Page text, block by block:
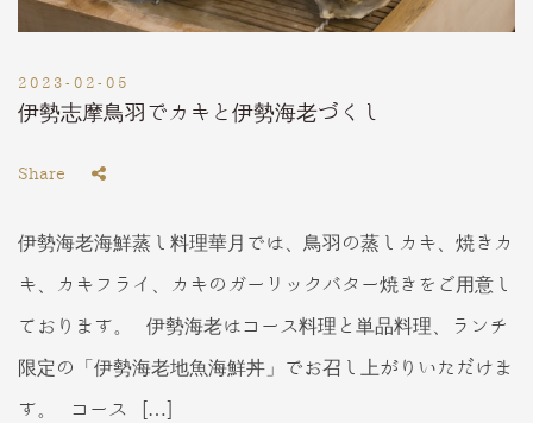
2023-02-05
伊勢志摩鳥羽でカキと伊勢海老づくし
Share
伊勢海老海鮮蒸し料理華月では、鳥羽の蒸しカキ、焼きカ
キ、カキフライ、カキのガーリックバター焼きをご用意し
ております。 伊勢海老はコース料理と単品料理、ランチ
限定の「伊勢海老地魚海鮮丼」でお召し上がりいただけま
す。 コース […]